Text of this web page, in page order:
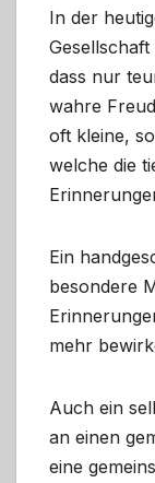
In der
dass nur
wahre
oft kleine,
welche die
Ein
besondere
mehr
Auch ein
an einen
eine